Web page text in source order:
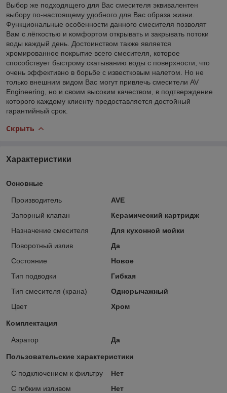
Выбор же подходящего для Вас смесителя эквивалентен
выбору по-настоящему удобного для Вас образа жизни.
Функциональные особенности данного смесителя позволят
Вам с лёгкостью и комфортом открывать и закрывать потоки
воды каждый день. Достоинством также является
хромированное покрытие всего смесителя, которое
способствует быстрому скатыванию воды с поверхности, что
очень эффективно в борьбе с известковым налетом. Но не
только внешним видом Вас могут привлечь смесители AV
Engineering, но и своим высоким качеством, в подтверждение
которого каждому клиенту предоставляется достойный
гарантийный срок.
Скрыть
Характеристики
Основные
Производитель
AVE
Запорный клапан
Керамический картридж
Назначение смесителя
Для кухонной мойки
Поворотный излив
Да
Состояние
Новое
Тип подводки
Гибкая
Тип смесителя (крана)
Однорычажный
Цвет
Хром
Комплектация
Аэратор Да
Пользовательские характеристики
C подключением к фильтру
Нет
С гибким изливом
Нет